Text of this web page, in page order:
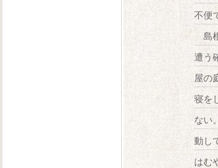
不便
島根
遭う
屋の
寝を
ない
動し
はむ